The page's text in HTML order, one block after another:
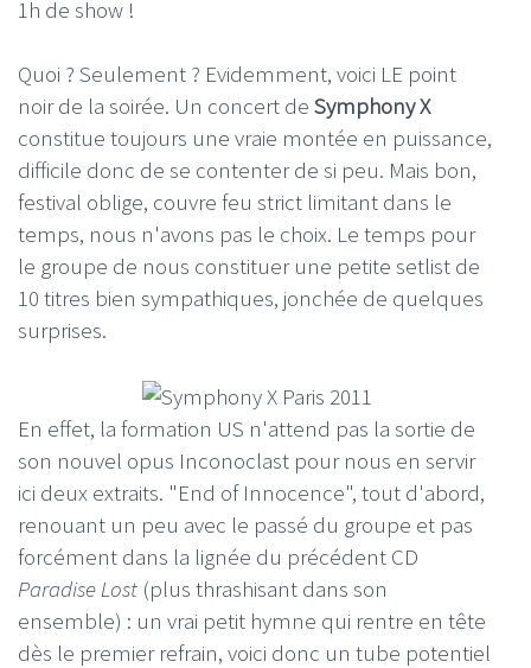
1h de show !
Quoi ? Seulement ? Evidemment, voici LE point
noir de la soirée. Un concert de Symphony X
constitue toujours une vraie montée en puissance,
difficile donc de se contenter de si peu. Mais bon,
festival oblige, couvre feu strict limitant dans le
temps, nous n'avons pas le choix. Le temps pour
le groupe de nous constituer une petite setlist de
10 titres bien sympathiques, jonchée de quelques
surprises.
En effet, la formation US n'attend pas la sortie de
son nouvel opus Inconoclast pour nous en servir
ici deux extraits. "End of Innocence", tout d'abord,
renouant un peu avec le passé du groupe et pas
forcément dans la lignée du précédent CD
Paradise Lost (plus thrashisant dans son
ensemble) : un vrai petit hymne qui rentre en tête
dès le premier refrain, voici donc un tube potentiel